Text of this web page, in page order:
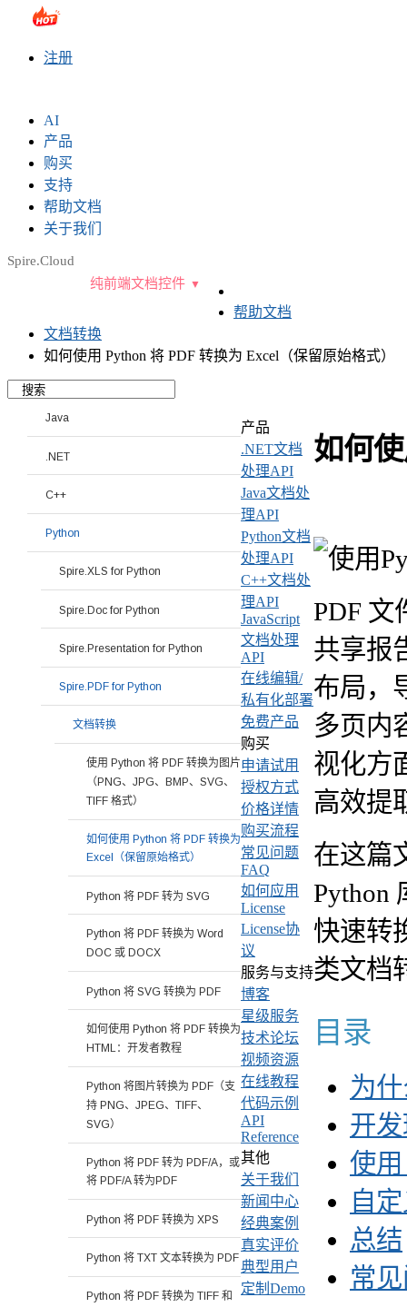
sales@e-iceblue.com
注册
AI
产品
购买
支持
帮助文档
关于我们
Spire.Cloud
纯前端文档控件
帮助文档
文档转换
如何使用 Python 将 PDF 转换为 Excel（保留原始格式）
如何
PDF 文
共享报
布局，
多页内
视化方
高效提
在这篇
Python
快速转
类文档
目录
为
开
使用
自
总结
常
Java
.NET
C++
Python
Spire.XLS for Python
Spire.Doc for Python
Spire.Presentation for Python
Spire.PDF for Python
文档转换
使用 Python 将 PDF 转换为图片
（PNG、JPG、BMP、SVG、
TIFF 格式）
如何使用 Python 将 PDF 转换为
Excel（保留原始格式）
Python 将 PDF 转为 SVG
Python 将 PDF 转换为 Word
DOC 或 DOCX
Python 将 SVG 转换为 PDF
如何使用 Python 将 PDF 转换为
HTML：开发者教程
Python 将图片转换为 PDF（支
持 PNG、JPEG、TIFF、
SVG）
Python 将 PDF 转为 PDF/A，或
将 PDF/A 转为PDF
Python 将 PDF 转换为 XPS
Python 将 TXT 文本转换为 PDF
Python 将 PDF 转换为 TIFF 和
产品
.NET文档
处理API
Java文档处
理API
Python文档
处理API
C++文档处
理API
JavaScript
文档处理
API
在线编辑/
私有化部署
免费产品
购买
申请试用
授权方式
价格详情
购买流程
常见问题
FAQ
如何应用
License
License协
议
服务与支持
博客
星级服务
技术论坛
视频资源
在线教程
代码示例
API
Reference
其他
关于我们
新闻中心
经典案例
真实评价
典型用户
定制Demo